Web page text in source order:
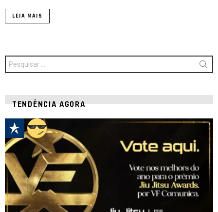
LEIA MAIS
Procurar
por:
TENDÊNCIA AGORA